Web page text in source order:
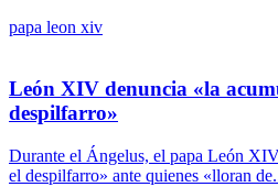
papa leon xiv
León XIV denuncia «la
despilfarro»
Durante el Ángelus, el papa León
el despilfarro» ante quienes «lloran